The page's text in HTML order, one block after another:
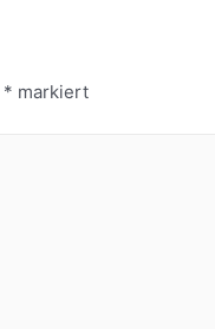
* markiert